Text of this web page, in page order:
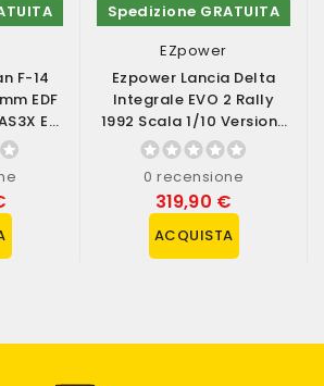
F-14
EDF
E
Spedizione GRATUITA
EZpower
Ezpower Lancia Delta
Integrale EVO 2 Rally
1992 Scala 1/10 Versione
RTR (art....
0 recensione
319,90 €
ACQUISTA